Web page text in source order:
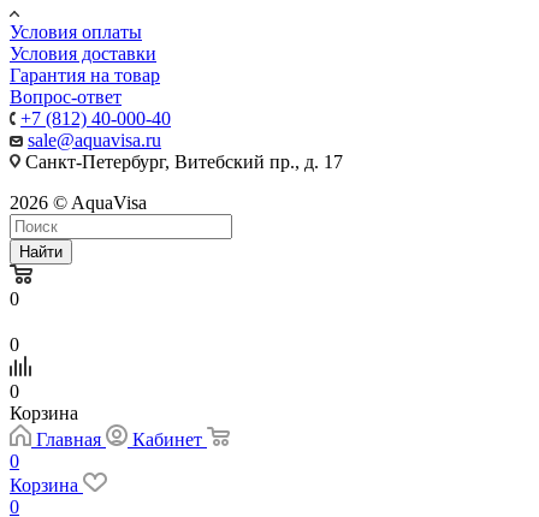
Условия оплаты
Условия доставки
Гарантия на товар
Вопрос-ответ
+7 (812) 40-000-40
sale@aquavisa.ru
Санкт-Петербург, Витебский пр., д. 17
2026 © AquaVisa
Найти
0
0
0
Корзина
Главная
Кабинет
0
Корзина
0